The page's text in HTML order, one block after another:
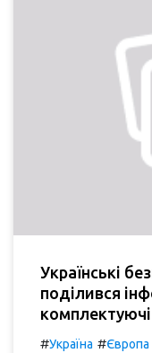
Українські
поділився
комплектуючі
#Україна #Європа